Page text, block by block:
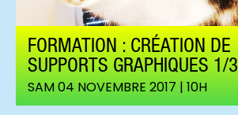
FORMATION : CRÉATION DE
SUPPORTS GRAPHIQUES 1/3
SAM 04 NOVEMBRE 2017 | 10H